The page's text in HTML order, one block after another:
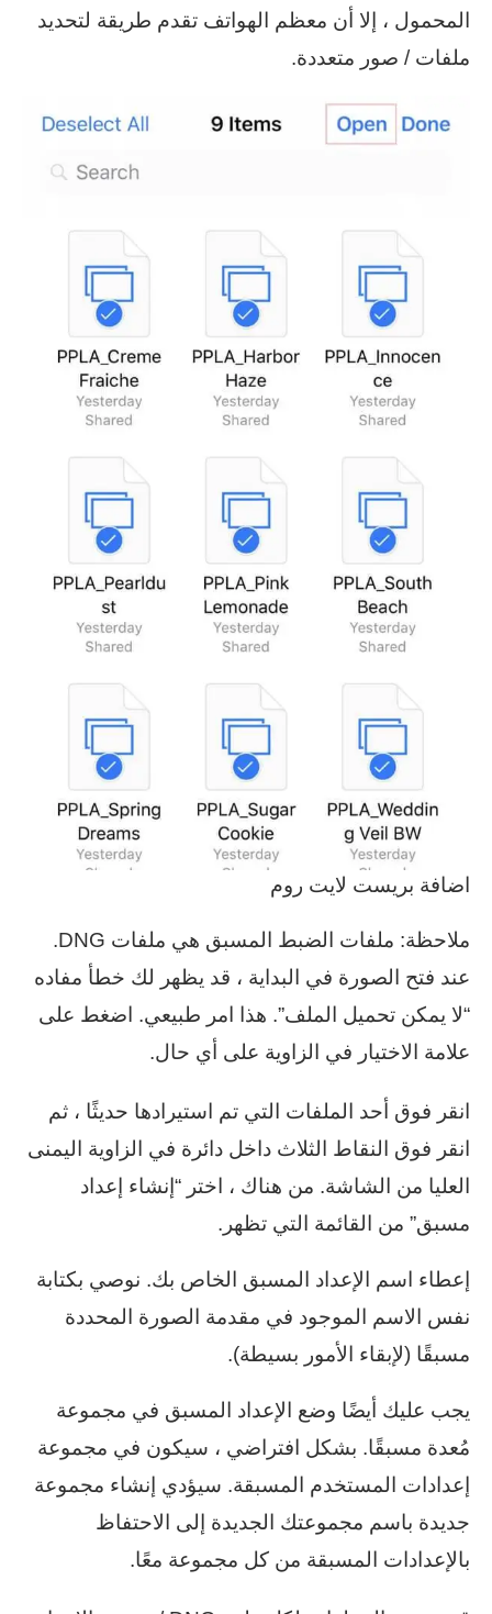
المحمول ، إلا أن معظم الهواتف تقدم طريقة لتحديد
ملفات / صور متعددة.
اضافة بريست لايت روم
ملاحظة: ملفات الضبط المسبق هي ملفات DNG.
عند فتح الصورة في البداية ، قد يظهر لك خطأ مفاده
“لا يمكن تحميل الملف”. هذا امر طبيعي. اضغط على
علامة الاختيار في الزاوية على أي حال.
انقر فوق أحد الملفات التي تم استيرادها حديثًا ، ثم
انقر فوق النقاط الثلاث داخل دائرة في الزاوية اليمنى
العليا من الشاشة. من هناك ، اختر “إنشاء إعداد
مسبق” من القائمة التي تظهر.
إعطاء اسم الإعداد المسبق الخاص بك. نوصي بكتابة
نفس الاسم الموجود في مقدمة الصورة المحددة
مسبقًا (لإبقاء الأمور بسيطة).
يجب عليك أيضًا وضع الإعداد المسبق في مجموعة
مُعدة مسبقًا. بشكل افتراضي ، سيكون في مجموعة
إعدادات المستخدم المسبقة. سيؤدي إنشاء مجموعة
جديدة باسم مجموعتك الجديدة إلى الاحتفاظ
بالإعدادات المسبقة من كل مجموعة معًا.